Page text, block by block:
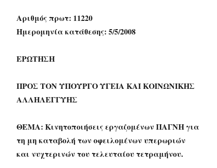
Αριθμός πρωτ: 11220
Ημερομηνία κατάθεσης: 5/5/2008
ΕΡΩΤΗΣΗ
ΠΡΟΣ ΤΟΝ ΥΠΟΥΡΓΟ ΥΓΕΙΑ ΚΑΙ ΚΟΙΝΩΝΙΚΗΣ
ΑΛΛΗΛΕΓΓΥΗΣ
ΘΕΜΑ: Κινητοποιήσεις εργαζομένων ΠΑΓΝΗ για
τη μη καταβολή των οφειλομένων υπερωριών
και νυχτερινών του τελευταίου τετραμήνου.